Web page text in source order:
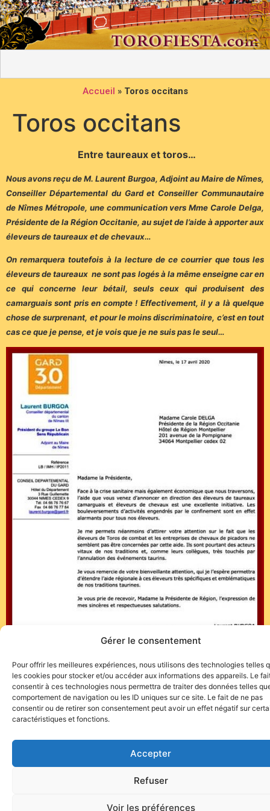
Gérer le consentement
Pour offrir les meilleures expériences, nous utilisons des technologies telles
les cookies pour stocker et/ou accéder aux informations des appareils. Le
consentir à ces technologies nous permettra de traiter des données telles
comportement de navigation ou les ID uniques sur ce site. Le fait de ne pas
consentir ou de retirer son consentement peut avoir un effet négatif sur
caractéristiques et fonctions.
Accepter
Refuser
Voir les préférences
Accueil » Toros occitans
Toros occitans
Entre taureaux et toros…
Nous avons reçu de M. Laurent Burgoa, Adjoint au Maire de Nîmes,
Conseiller Départemental du Gard et Conseiller Communautaire
de Nîmes Métropole, une communication vers Mme Carole Delga,
Présidente de la Région Occitanie, au sujet de l’aide à apporter aux
éleveurs de taureaux et de chevaux…
On remarquera toutefois à la lecture de ce courrier que tous les
éleveursde taureauxne sont pas logés à la même enseigne car en
ce qui concerne leur bétail, seuls ceux qui produisent des
camarguais sont pris en compte ! Effectivement, il y a là quelque
chose de surprenant, et pour le moins discriminatoire, c’est en tout
cas ce que je pense, et je vois que je ne suis pas le seul…
Site de l'association TOROFIESTA